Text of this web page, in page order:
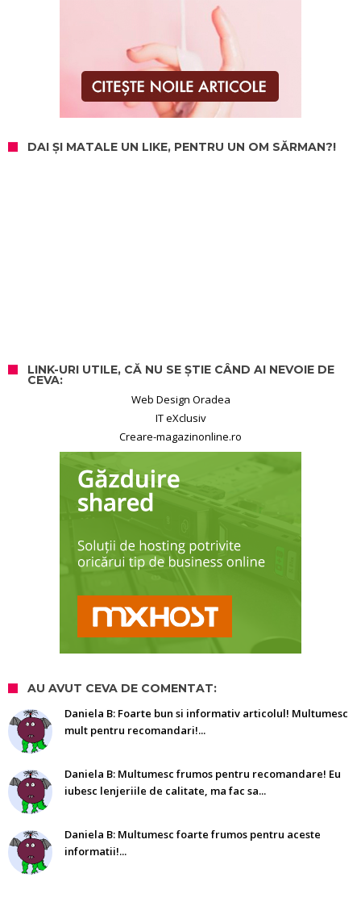
DAI ȘI MATALE UN LIKE, PENTRU UN OM SĂRMAN?!
LINK-URI UTILE, CĂ NU SE ȘTIE CÂND AI NEVOIE DE
CEVA:
Web Design Oradea
IT eXclusiv
Creare-magazinonline.ro
AU AVUT CEVA DE COMENTAT:
Daniela B: Foarte bun si informativ articolul! Multumesc
mult pentru recomandari!...
Daniela B: Multumesc frumos pentru recomandare! Eu
iubesc lenjeriile de calitate, ma fac sa...
Daniela B: Multumesc foarte frumos pentru aceste
informatii!...